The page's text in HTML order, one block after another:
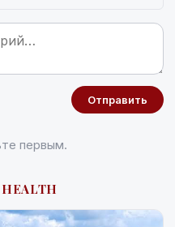
Отправить
первым.